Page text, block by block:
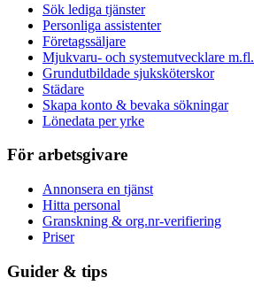
Sök lediga tjänster
Personliga assistenter
Företagssäljare
Mjukvaru- och systemutvecklare m.fl.
Grundutbildade sjuksköterskor
Städare
Skapa konto & bevaka sökningar
Lönedata per yrke
För arbetsgivare
Annonsera en tjänst
Hitta personal
Granskning & org.nr-verifiering
Priser
Guider & tips